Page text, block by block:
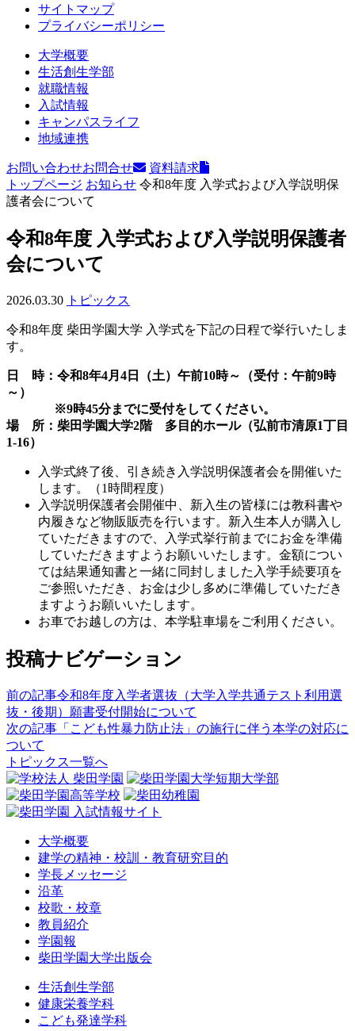
サイトマップ
プライバシーポリシー
大学概要
生活創生学部
就職情報
入試情報
キャンパスライフ
地域連携
お問い合わせお問合せ
資料請求
トップページ お知らせ 令和8年度 入学式および入学説明保
護者会について
令和8年度 入学式および入学説明保護者
会について
2026.03.30 トピックス
令和8年度 柴田学園大学 入学式を下記の日程で挙行いたしま
す。
日 時：令和8年4月4 日（土）午前10時～（受付：午前9時
～）
※9時45分までに受付をしてください。
場 所：柴田学園大学2階 多目的ホール（弘前市清原1丁目
1-16）
入学式終了後、引き続き入学説明保護者会を開催いた
します。（1時間程度）
入学説明保護者会開催中、新入生の皆様には教科書や
内履きなど物販販売を行います。新入生本人が購入し
ていただきますので、入学式挙行前までにお金を準備
していただきますようお願いいたします。金額につい
ては結果通知書と一緒に同封しました入学手続要項を
ご参照いただき、お金は少し多めに準備していただき
ますようお願いいたします。
お車でお越しの方は、本学駐車場をご利用ください。
投稿ナビゲーション
前の記事令和8年度入学者選抜（大学入学共通テスト利用選
抜・後期）願書受付開始について
次の記事 「こども性暴力防止法」の施行に伴う本学の対応に
ついて
トピックス一覧へ
大学概要
建学の精神・校訓・教育研究目的
学長メッセージ
沿革
校歌・校章
教員紹介
学園報
柴田学園大学出版会
生活創生学部
健康栄養学科
こども発達学科